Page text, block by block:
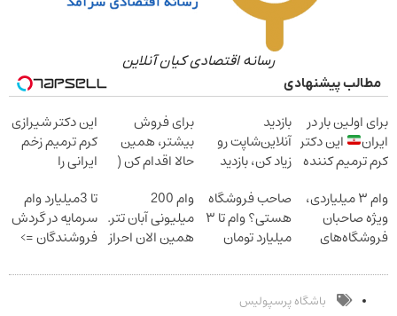
رسانه اقتصادی کیان آنلاین
مطالب پیشنهادی
برای اولین بار در
ایران
این دکتر
کرم ترمیم کننده
بازدید
آنلاین‌شاپت رو
زیاد کن، بازدید
بیشتر
برای فروش
بیشتر، همین
حالا اقدام کن (
این دکتر شیرازی
کرم ترمیم زخم
ایرانی را
وام ۳ میلیاردی،
ویژه صاحبان
فروشگاه‌های
صاحب فروشگاه
هستی؟ وام تا ۳
میلیارد تومان
وام 200
میلیونی آبان تتر.
همین الان احراز
تا 3میلیارد وام
سرمایه در گردش
فروشندگان =>
ثبت کن
باشگاه پرسپولیس